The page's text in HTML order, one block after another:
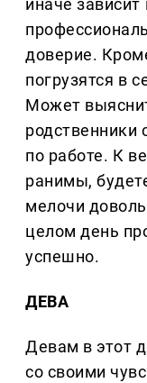
иначе
доверие.
погрузятся в
Может
родственники
по работе. К
ранимы,
мелочи
целом день
успешно.
ДЕВА
Девам в этот
со своими